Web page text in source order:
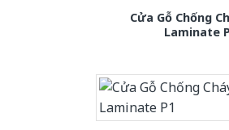
Cửa Gỗ Chống
Laminate